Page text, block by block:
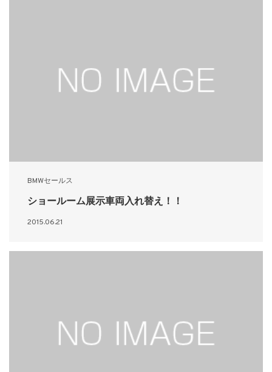
BMWセールス
ショールーム展示車両入れ替え！！
2015.06.21